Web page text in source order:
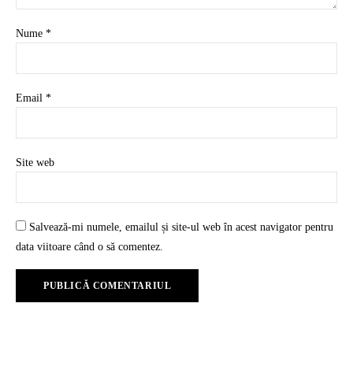
Nume *
Email *
Site web
Salvează-mi numele, emailul și site-ul web în acest navigator pentru
data viitoare când o să comentez.